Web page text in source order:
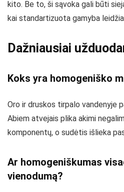
kito. Be to, ši sąvoka gali būti
kai standartizuota gamyba
Dažniausiai
Koks yra homogeniško
Oro ir druskos tirpalo vandenyje
Abiem atvejais plika akimi
komponentų, o sudėtis išlieka
Ar homogeniškumas
vienodumą?